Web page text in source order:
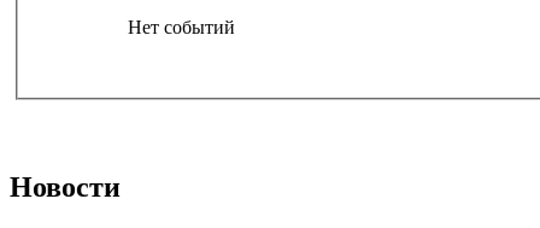
Нет событий
Новости